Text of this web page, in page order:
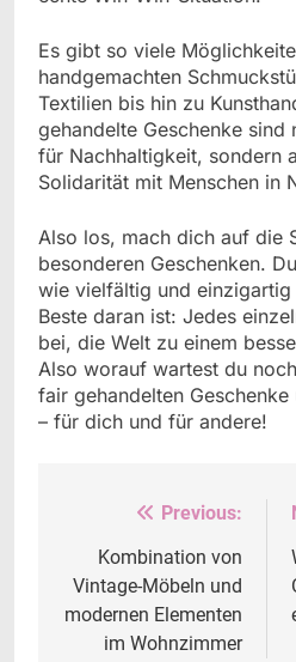
Es gibt so viele
handgemachten
Textilien bis hin zu
gehandelte Geschenke sind
für Nachhaltigkeit, sondern
Solidarität mit Menschen in
Also los, mach dich auf die
besonderen Geschenken.
wie vielfältig und
Beste daran ist: Jedes
bei, die Welt zu einem
Also worauf wartest du
fair gehandelten
– für dich und für andere!
Beitrags-
Navigation
Previous:
Kombination von
Vintage-Möbeln und
modernen Elementen
im Wohnzimmer